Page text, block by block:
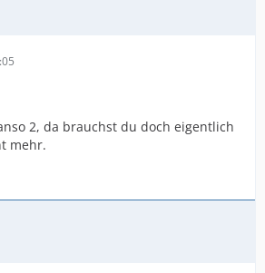
2, da brauchst du doch eigentlich
mehr.